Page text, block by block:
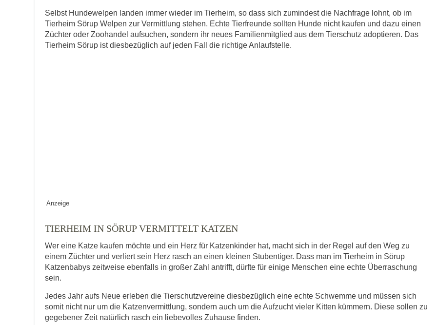
Alter des Tiers
Beschreibung des Tiers*
Selbst Hundewelpen landen immer wieder im Tierheim, so dass sich zumindest die Nachfrage lohnt, ob im
Tierheim Sörup Welpen zur Vermittlung stehen. Echte Tierfreunde sollten Hunde nicht kaufen und dazu einen
Züchter oder Zoohandel aufsuchen, sondern ihr neues Familienmitglied aus dem Tierschutz adoptieren. Das
Tierheim Sörup ist diesbezüglich auf jeden Fall die richtige Anlaufstelle.
Anzeige
TIERHEIM IN SÖRUP VERMITTELT KATZEN
Wer eine Katze kaufen möchte und ein Herz für Katzenkinder hat, macht sich in der Regel auf den Weg zu
einem Züchter und verliert sein Herz rasch an einen kleinen Stubentiger. Dass man im Tierheim in Sörup
Katzenbabys zeitweise ebenfalls in großer Zahl antrifft, dürfte für einige Menschen eine echte Überraschung
sein.
Jedes Jahr aufs Neue erleben die Tierschutzvereine diesbezüglich eine echte Schwemme und müssen sich
somit nicht nur um die Katzenvermittlung, sondern auch um die Aufzucht vieler Kitten kümmern. Diese sollen zu
gegebener Zeit natürlich rasch ein liebevolles Zuhause finden.